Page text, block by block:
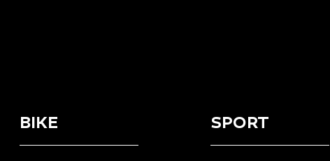
BIKE SPORT